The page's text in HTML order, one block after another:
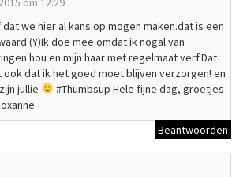
we hier al kans op mogen maken.dat is een
(Y)Ik doe mee omdat ik nogal van
hou en mijn haar met regelmaat verf.Dat
dat ik het goed moet blijven verzorgen! en
jullie
#Thumbsup Hele fijne dag, groetjes
Beantwoorden